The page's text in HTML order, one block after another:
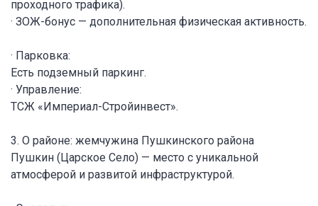
проходного трафика).
· ЗОЖ-бонус — дополнительная физическая активность.
· Парковка:
Есть подземный паркинг.
· Управление:
ТСЖ «Империал-Стройинвест».
3. О районе: жемчужина Пушкинского района
Пушкин (Царское Село) — место с уникальной
атмосферой и развитой инфраструктурой.